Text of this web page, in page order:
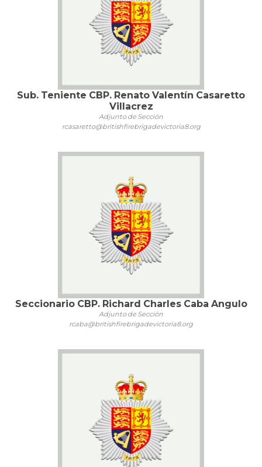
Sub. Teniente CBP. Renato Valentín Casaretto
Villacrez
Adjunto de Sección
rcasaretto@britishfirebrigadevictoria8.org
Seccionario CBP. Richard Charles Caba Angulo
Adjunto de Sección
rcaba@britishfirebrigadevictoria8.org